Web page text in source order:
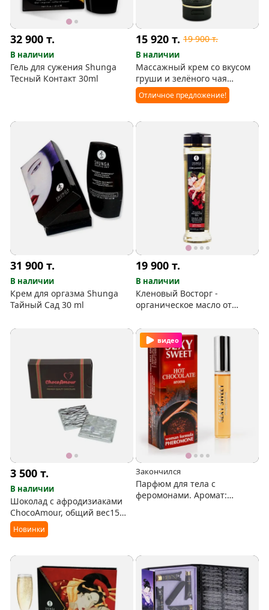
32 900т.
В наличии
Гель для сужения Shunga
Тесный Контакт 30ml
15 920т. 19 900т.
В наличии
Массажный крем со вкусом
груши и зелёного чая
(Shunga)
Отличное предложение!
31 900т.
В наличии
Крем для оргазма Shunga
Тайный Сад 30 ml
19 900т.
В наличии
Кленовый Восторг -
органическое масло от
3 500т.
В наличии
Шоколад с афродизиаками
ChocoAmour, общий вес15
грамм.
Новинки
видео
Закончился
Парфюм для тела с
феромонами. Аромат: